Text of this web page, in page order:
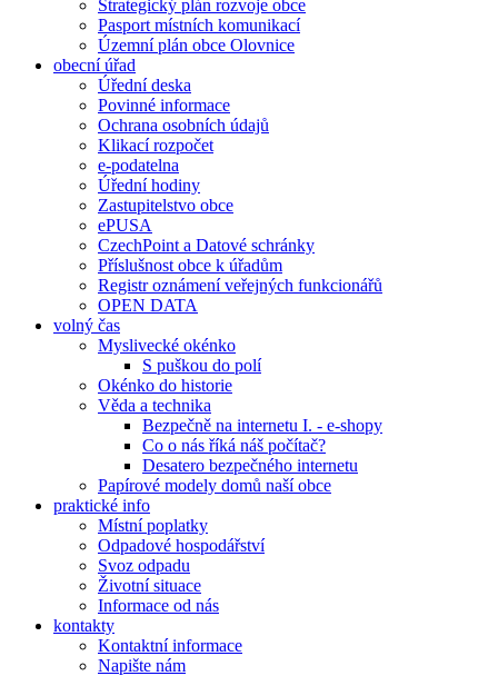
Strategický plán rozvoje obce
Pasport místních komunikací
Územní plán obce Olovnice
obecní úřad
Úřední deska
Povinné informace
Ochrana osobních údajů
Klikací rozpočet
e-podatelna
Úřední hodiny
Zastupitelstvo obce
ePUSA
CzechPoint a Datové schránky
Příslušnost obce k úřadům
Registr oznámení veřejných funkcionářů
OPEN DATA
volný čas
Myslivecké okénko
S puškou do polí
Okénko do historie
Věda a technika
Bezpečně na internetu I. - e-shopy
Co o nás říká náš počítač?
Desatero bezpečného internetu
Papírové modely domů naší obce
praktické info
Místní poplatky
Odpadové hospodářství
Svoz odpadu
Životní situace
Informace od nás
kontakty
Kontaktní informace
Napište nám